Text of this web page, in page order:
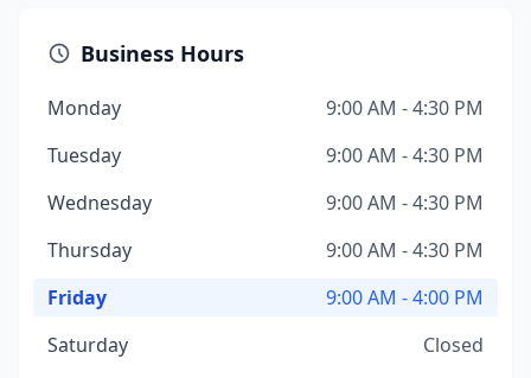
Business Hours
Monday
9:00 AM - 4:30 PM
Tuesday
9:00 AM - 4:30 PM
Wednesday
9:00 AM - 4:30 PM
Thursday
9:00 AM - 4:30 PM
Friday
9:00 AM - 4:00 PM
Saturday
Closed